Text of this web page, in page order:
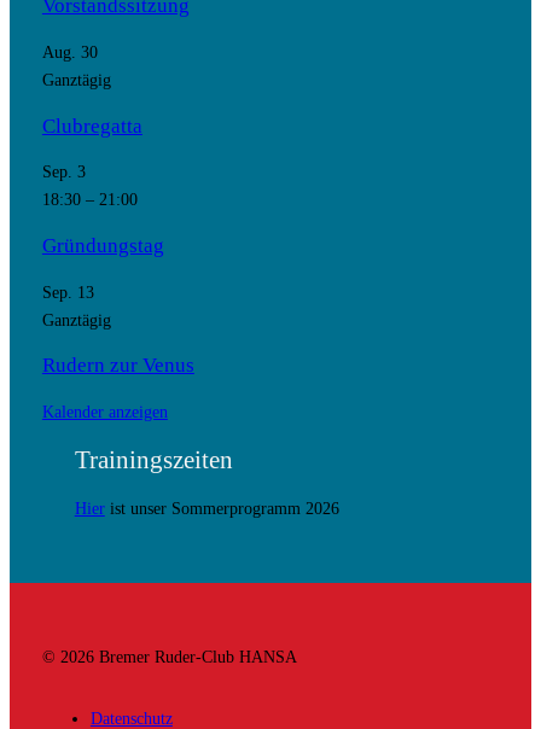
Vorstandssitzung
Aug. 30
Ganztägig
Clubregatta
Sep. 3
18:30– 21:00
Gründungstag
Sep. 13
Ganztägig
Rudern zur Venus
Kalender anzeigen
Trainingszeiten
Hierist unser Sommerprogramm 2026
© 2026 Bremer Ruder-Club HANSA
Datenschutz